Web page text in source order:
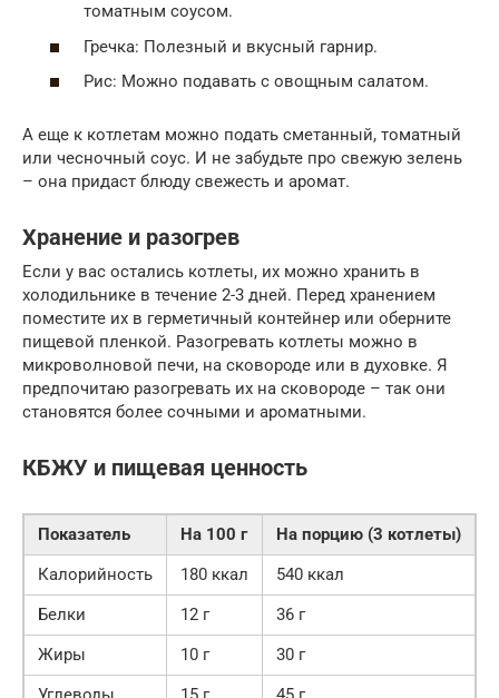
томатным соусом.
Гречка: Полезный и вкусный гарнир.
Рис: Можно подавать с овощным салатом.
А еще к котлетам можно подать сметанный, томатный
или чесночный соус. И не забудьте про свежую зелень
– она придаст блюду свежесть и аромат.
Хранение и разогрев
Если у вас остались котлеты, их можно хранить в
холодильнике в течение 2-3 дней. Перед хранением
поместите их в герметичный контейнер или оберните
пищевой пленкой. Разогревать котлеты можно в
микроволновой печи, на сковороде или в духовке. Я
предпочитаю разогревать их на сковороде – так они
становятся более сочными и ароматными.
КБЖУ и пищевая ценность
Показатель На 100 г
На порцию (3 котлеты)
Калорийность
180 ккал
540 ккал
Белки
12 г
36 г
Жиры
10 г
30 г